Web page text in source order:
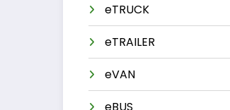
eTRUCK
eTRAILER
eVAN
eBUS